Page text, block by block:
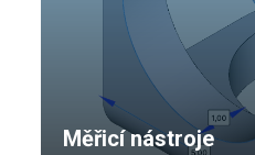
Měřicí nástroje